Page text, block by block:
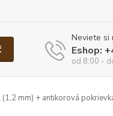
Neviete si
Eshop:
od 8:00 -
mm) + antikorová